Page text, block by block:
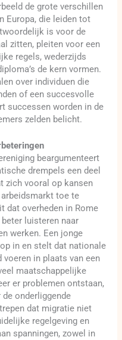
de grote verschillen
Europa, die leiden tot
is voor de
zitten, pleiten voor een
regels, wederzijds
de kern vormen.
over individuen die
of een succesvolle
successen worden in de
zelden belicht.
beargumenteert
drempels een deel
zich vooral op kansen
toe te
dat overheden in Rome
luisteren naar
werken. Een jonge
in en stelt dat nationale
in plaats van een
maatschappelijke
er problemen ontstaan,
onderliggende
dat migratie niet
regelgeving en
spanningen, zowel in